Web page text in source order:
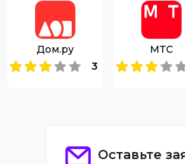
Дом.ру
3
МТС
Оставьте